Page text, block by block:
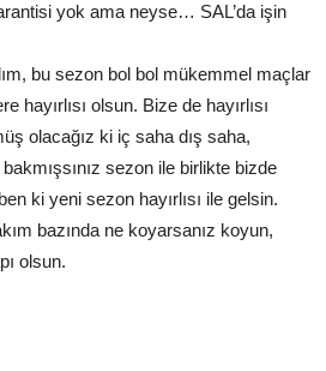
yok ama neyse… SAL’da işin
bu sezon bol bol mükemmel maçlar
hayırlısı olsun. Bize de hayırlısı
olacağız ki iç saha dış saha,
sezon ile birlikte bizde
ki yeni sezon hayırlısı ile gelsin.
bazında ne koyarsanız koyun,
olsun.